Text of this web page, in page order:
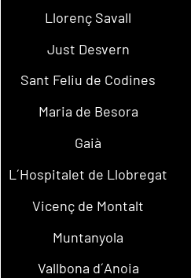
Llorenç Savall
Just Desvern
Sant Feliu de Codines
Maria de Besora
Gaià
L´Hospitalet de Llobregat
Vicenç de Montalt
Muntanyola
Vallbona d´Anoia